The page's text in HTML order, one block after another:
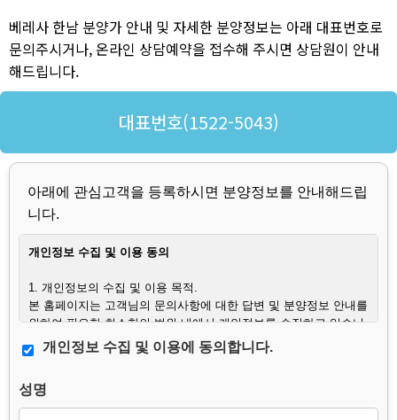
베레사 한남 분양가 안내 및 자세한 분양정보는 아래 대표번호로
문의주시거나, 온라인 상담예약을 접수해 주시면 상담원이 안내
해드립니다.
대표번호(1522-5043)
아래에 관심고객을 등록하시면 분양정보를 안내해드립
니다.
개인정보 수집 및 이용 동의
1. 개인정보의 수집 및 이용 목적.
본 홈페이지는 고객님의 문의사항에 대한 답변 및 분양정보 안내를
위하여 필요한 최소한의 범위 내에서 개인정보를 수집하고 있습니
또한 허위 문의, 타인 개인정보 도용, 스팸성 문의, 분쟁 발생 시 사
습니다.
개인정보 수집 및 이용에 동의합니다.
성명